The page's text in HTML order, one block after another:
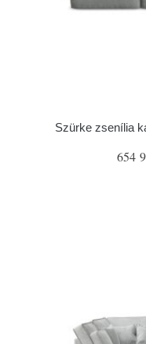
Szürke zsenília
654